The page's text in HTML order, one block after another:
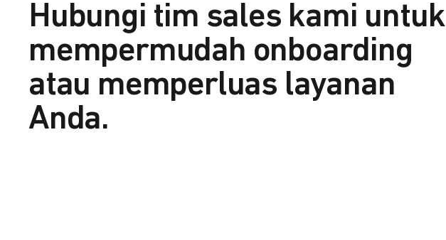
Hubungi tim sales kami untuk
mempermudah onboarding
atau memperluas layanan
Anda.